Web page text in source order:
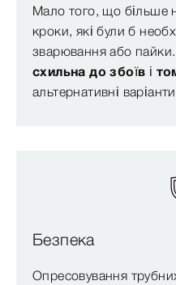
Мало того, що більше
кроки, які були б
зварювання або
схильна до збоїв і
альтернативні
Безпека
Опресовування